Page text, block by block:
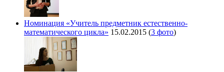
Номинация «Учитель предметник естественно-
математического цикла» 15.02.2015 (3 фото)